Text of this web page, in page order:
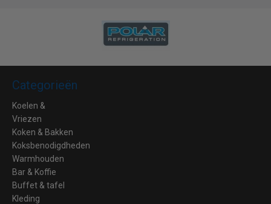
Categorieën
Koelen &
Vriezen
Koken & Bakken
Koksbenodigdheden
Warmhouden
Bar & Koffie
Buffet & tafel
Kleding